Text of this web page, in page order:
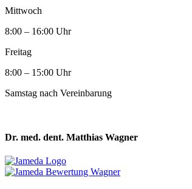
Mittwoch
8:00 – 16:00 Uhr
Freitag
8:00 – 15:00 Uhr
Samstag nach Vereinbarung
Dr. med. dent. Matthias Wagner